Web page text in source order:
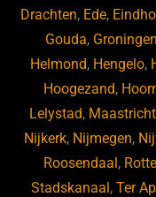
Drachten, Ede,
Gouda, Groningen
Helmond, Hengelo,
Hoogezand,
Lelystad, Maastricht
Nijkerk, Nijmegen,
Roosendaal ,
Stadskanaal ,Ter